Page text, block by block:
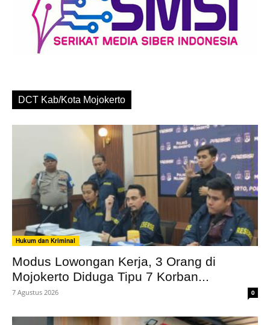
DCT Kab/Kota Mojokerto
Hukum dan Kriminal
Modus Lowongan Kerja, 3 Orang di
Mojokerto Diduga Tipu 7 Korban...
7 Agustus 2026 0